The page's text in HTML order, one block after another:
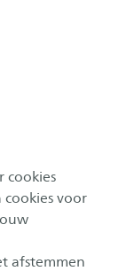
cookies
voor
afstemmen